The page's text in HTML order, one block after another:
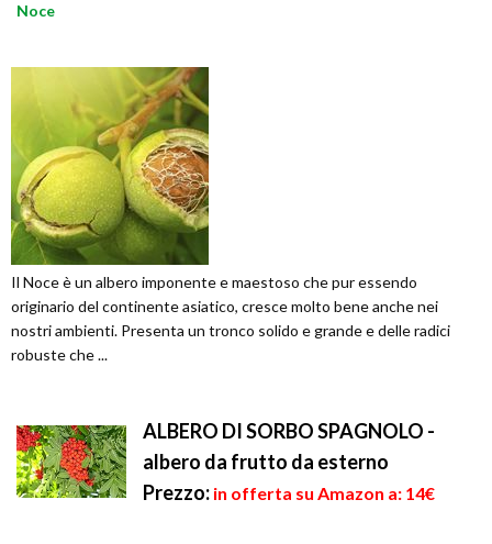
Noce
Il Noce è un albero imponente e maestoso che pur essendo
originario del continente asiatico, cresce molto bene anche nei
nostri ambienti. Presenta un tronco solido e grande e delle radici
robuste che ...
ALBERO DI SORBO SPAGNOLO -
albero da frutto da esterno
Prezzo: in offerta su Amazon a: 14€